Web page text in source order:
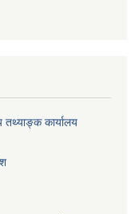
तथ्याङ्क कार्यालय